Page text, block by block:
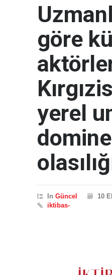
göre
yerel
In Güncel
10
iktibas-